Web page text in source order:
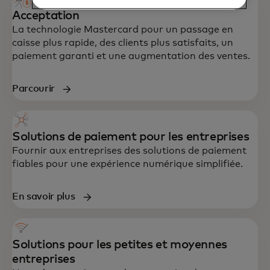
Acceptation
La technologie Mastercard pour un passage en
caisse plus rapide, des clients plus satisfaits, un
paiement garanti et une augmentation des ventes.
Parcourir
Solutions de paiement pour les entreprises
Fournir aux entreprises des solutions de paiement
fiables pour une expérience numérique simplifiée.
En savoir plus
Solutions pour les petites et moyennes
entreprises